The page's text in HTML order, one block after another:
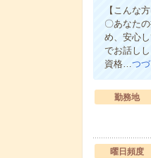
【こんな
〇あなた
め、安心
でお話し
資格…つ
勤務地
曜日頻度